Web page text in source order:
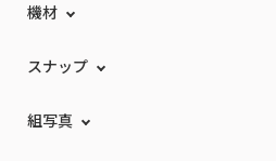
機材
スナップ
組写真